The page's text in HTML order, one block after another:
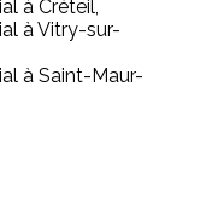
à Créteil,
à Vitry-sur-
à Saint-Maur-